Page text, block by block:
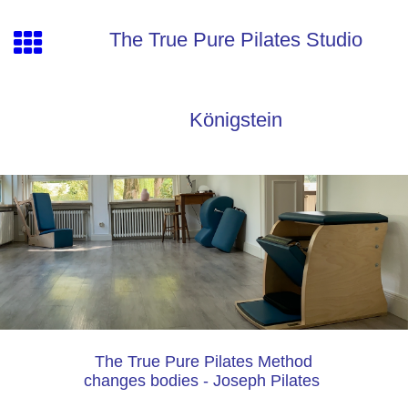
The True Pure Pilates Studio
Königstein
The True Pure Pilates Method
changes bodies - Joseph Pilates